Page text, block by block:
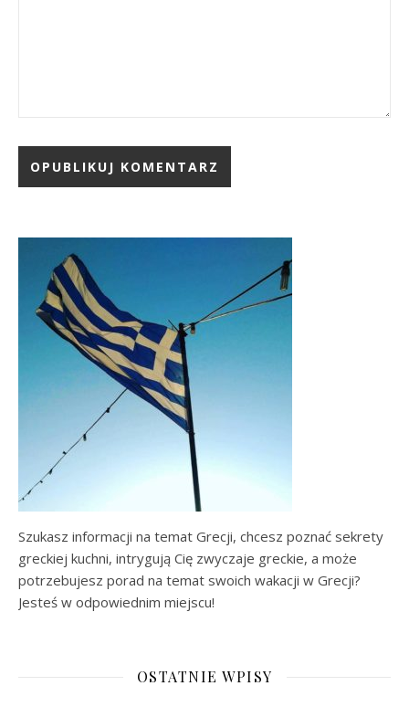
Szukasz informacji na temat Grecji, chcesz poznać sekrety
greckiej kuchni, intrygują Cię zwyczaje greckie, a może
potrzebujesz porad na temat swoich wakacji w Grecji?
Jesteś w odpowiednim miejscu!
OSTATNIE WPISY